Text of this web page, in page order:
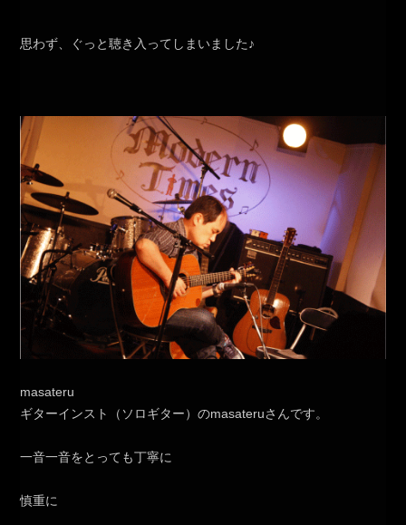
思わず、ぐっと聴き入ってしまいました♪
masateru
ギターインスト（ソロギター）のmasateruさんです。
一音一音をとっても丁寧に
慎重に